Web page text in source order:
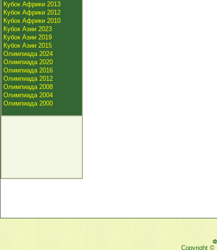
Кубок Африки 2013
Кубок Африки 2012
Кубок Африки 2010
Кубок Азии 2023
Кубок Азии 2019
Кубок Азии 2015
Олимпиада 2024
Олимпиада 2020
Олимпиада 2016
Олимпиада 2012
Олимпиада 2008
Олимпиада 2004
Олимпиада 2000
Copyright ©